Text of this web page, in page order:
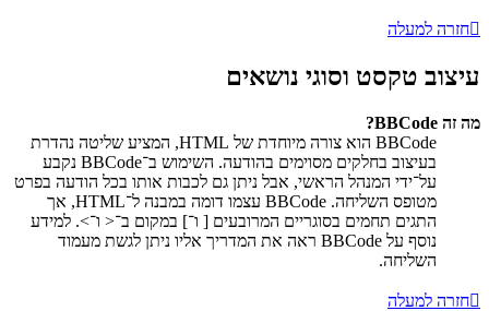
חזרה למעלה
עיצוב טקסט וסוגי נושאים
מה זה BBCode?
BBCode הוא צורה מיוחדת של HTML, המציע שליטה נהדרת
בעיצוב בחלקים מסוימים בהודעה. השימוש ב־BBCode נקבע
על־ידי המנהל הראשי, אבל ניתן גם לכבות אותו בכל הודעה בפרט
מטופס השליחה. BBCode עצמו דומה במבנה ל־HTML, אך
התגים תחמים בסוגריים המרובעים [ ו־] במקום ב־< ו־>. למידע
נוסף על BBCode ראה את המדריך אליו ניתן לגשת מעמוד
השליחה.
חזרה למעלה